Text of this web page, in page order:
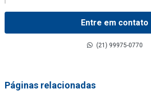
Comandos hidráulicos
Entre em contato
(21) 99975-0770
Páginas relacionadas